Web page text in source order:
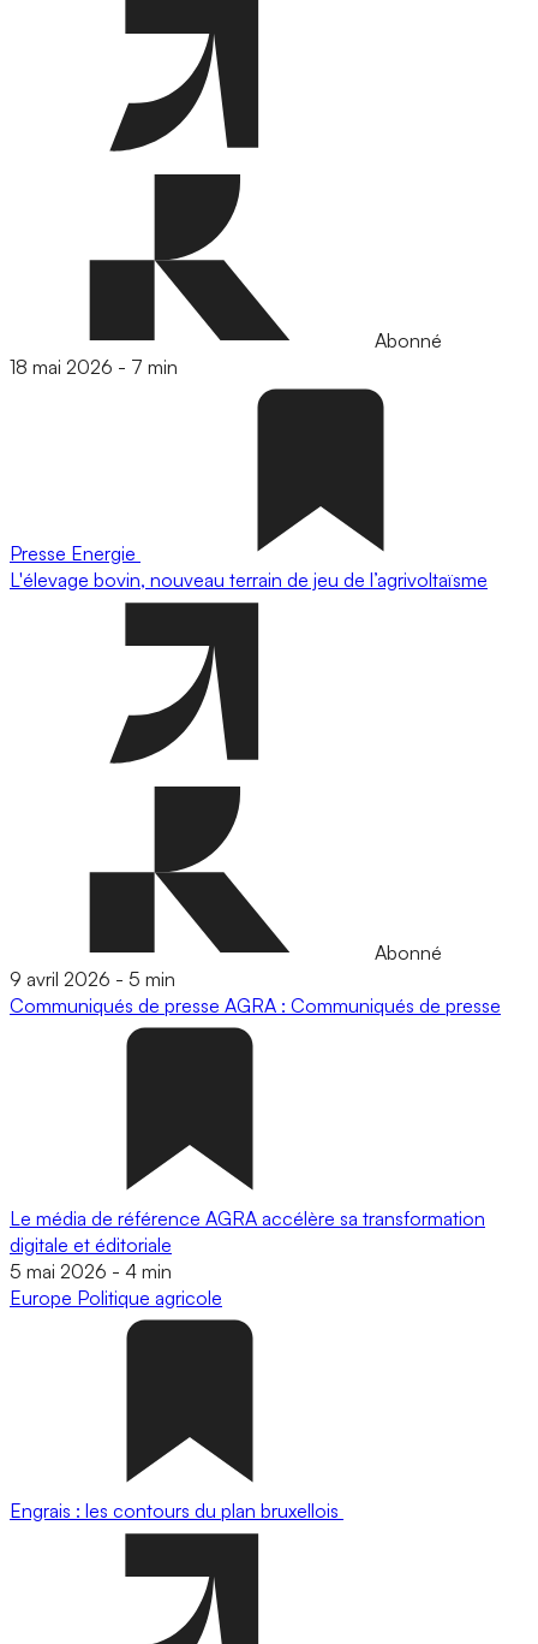
Abonné
18 mai 2026 - 7 min
Presse Energie
L'élevage bovin, nouveau terrain de jeu de l’agrivoltaïsme
Abonné
9 avril 2026 - 5 min
Communiqués de presse AGRA : Communiqués de presse
Le média de référence AGRA accélère sa transformation
digitale et éditoriale
5 mai 2026 - 4 min
Europe Politique agricole
Engrais : les contours du plan bruxellois